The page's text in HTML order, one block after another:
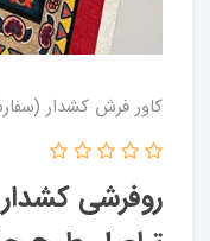
کاور فرش کشدار
روفرشی